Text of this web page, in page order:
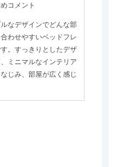
コメント
なデザインでどんな部
わせやすいベッドフレ
。すっきりとしたデザ
ミニマルなインテリア
じみ、部屋が広く感じ